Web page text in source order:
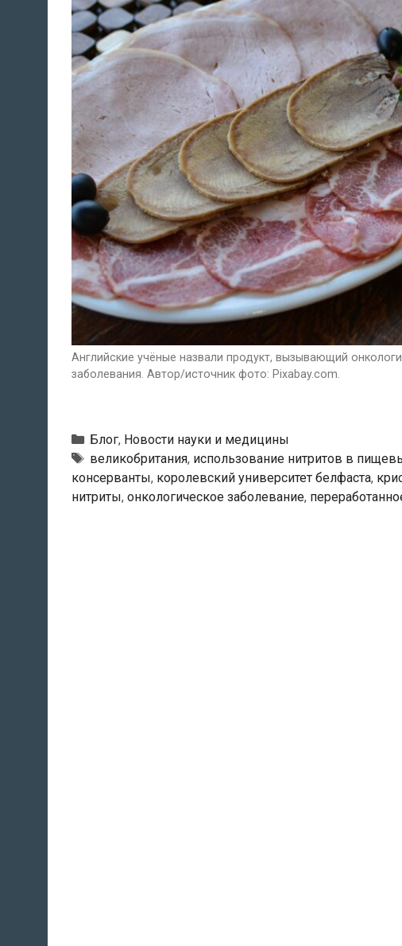
Английские учёные назвали продукт, вызывающий
заболевания. Автор/источник фото: Pixabay.com.
Рубрики
Блог, Новости науки и медицины
Тэги
великобритания, использование нитритов в
консерванты, королевский университет белфаста,
нитриты, онкологическое заболевание,